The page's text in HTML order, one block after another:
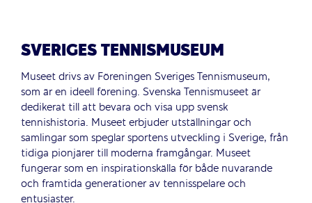
SVERIGES TENNISMUSEUM
Museet drivs av Föreningen Sveriges Tennismuseum,
som är en ideell förening. Svenska Tennismuseet är
dedikerat till att bevara och visa upp svensk
tennishistoria. Museet erbjuder utställningar och
samlingar som speglar sportens utveckling i Sverige, från
tidiga pionjärer till moderna framgångar. Museet
fungerar som en inspirationskälla för både nuvarande
och framtida generationer av tennisspelare och
entusiaster.